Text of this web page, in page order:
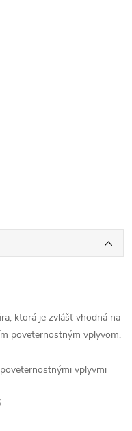
ktorá je zvlášť vhodná na
poveternostným vplyvom.
vplyvmi